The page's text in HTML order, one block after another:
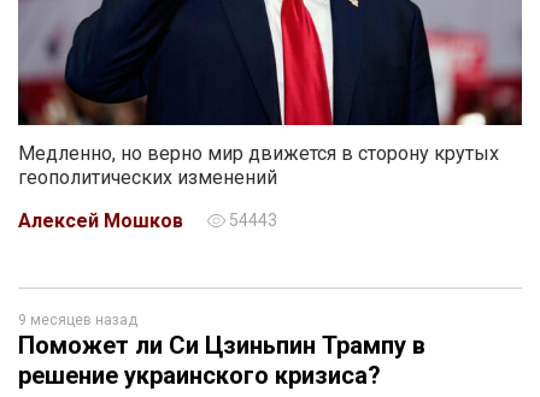
Медленно, но верно мир движется в сторону крутых
геополитических изменений
Алексей Мошков
54443
9 месяцев назад
Поможет ли Си Цзиньпин Трампу в
решение украинского кризиса?